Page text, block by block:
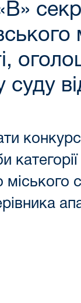
суду
міського